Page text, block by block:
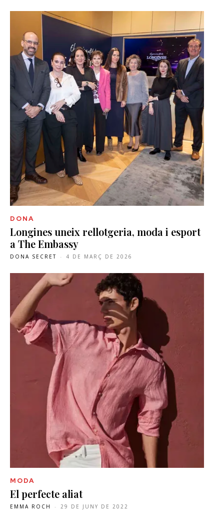
DONA
Longines uneix rellotgeria, moda i esport
a The Embassy
DONA SECRET - 4 DE MARÇ DE 2026
MODA
El perfecte aliat
EMMA ROCH - 29 DE JUNY DE 2022